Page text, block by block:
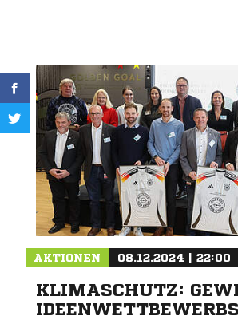
AKTIONEN 08.12.2024 | 22:00
KLIMASCHUTZ:
IDEENWETTBEWERBS